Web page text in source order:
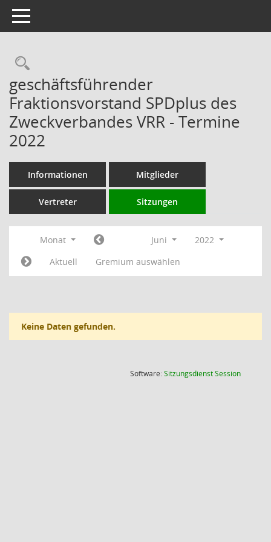
Toggle navigation
Rechercheauswahl
geschäftsführender
Fraktionsvorstand SPDplus des
Zweckverbandes VRR - Termine
2022
Informationen Mitglieder
Vertreter Sitzungen
Monat Juni
2022
Aktuell
Gremium auswählen
Keine Daten gefunden.
Software:SitzungsdienstSession(Wird in